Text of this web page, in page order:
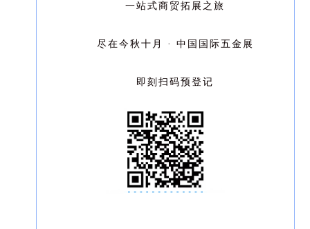
一站式商贸拓展之旅
尽在今秋十月 · 中国国际五金展
即刻扫码预登记